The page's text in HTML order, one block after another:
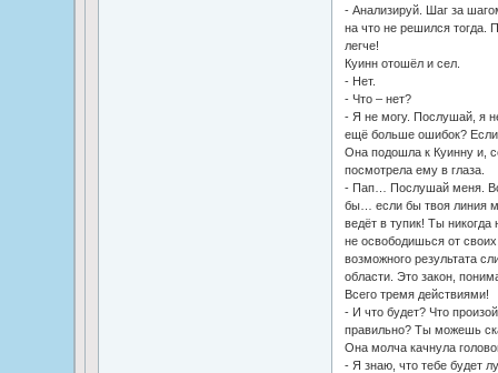
- Анализируй. Шаг за
на что не решился тогда.
легче!
Куинн отошёл и сел.
- Нет.
- Что – нет?
- Я не могу. Послушай, я
ещё больше ошибок?
Она подошла к Куинну и,
посмотрела ему в глаза.
- Пап… Послушай меня.
бы… если бы твоя линия
ведёт в тупик! Ты
не освободишься от
возможного результата
области. Это закон,
Всего тремя действиями!
- И что будет? Что
правильно? Ты можешь
Она молча качнула
- Я знаю, что тебе будет